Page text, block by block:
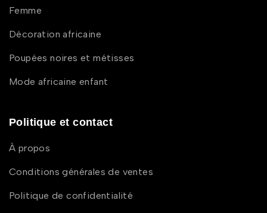
Femme
Décoration africaine
Poupées noires et métisses
Mode africaine enfant
Politique et contact
À propos
Conditions générales de ventes
Politique de confidentialité